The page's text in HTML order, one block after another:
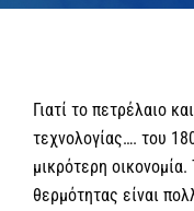
Γιατί το πετρέλαιο
τεχνολογίας…. του
μικρότερη
θερμότητας είναι